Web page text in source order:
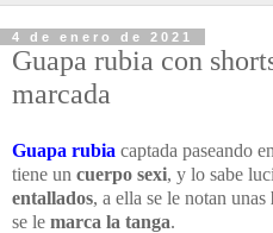
4 de enero de 2021
Guapa rubia con
marcada
Guapa rubia captada paseando
tiene un cuerpo sexi, y lo sabe
entallados, a ella se le notan unas
se le marca la tanga.